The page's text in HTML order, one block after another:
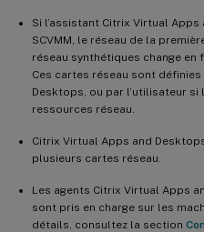
Si l’assistant Citrix Virtual
SCVMM, le réseau de la
réseau synthétiques change en
Ces cartes réseau sont
Desktops, ou par l’utilisateur si
ressources réseau.
Citrix Virtual Apps and
plusieurs cartes réseau.
Les agents Citrix Virtual Apps
sont pris en charge sur les
détails, consultez la section